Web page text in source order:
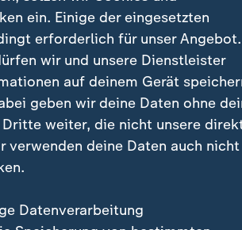
verschieben müssen.
ein. Einige der eingesetzten
erforderlich für unser
wir und unsere Dienstleister
auf deinem Gerät
geben wir deine Daten ohne
weiter, die nicht unsere
verwenden deine Daten auch nicht
Datenverarbeitung